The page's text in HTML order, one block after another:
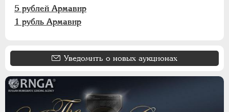
5 рублей Армавир
1 рубль Армавир
Уведомить о новых аукционах